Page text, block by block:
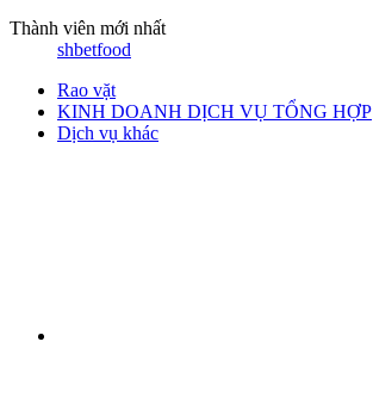
Thành viên mới nhất
shbetfood
Rao vặt
KINH DOANH DỊCH VỤ TỔNG HỢP
Dịch vụ khác